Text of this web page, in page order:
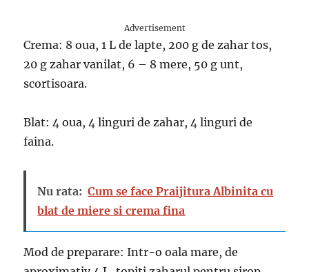
Advertisement
Crema: 8 oua, 1 L de lapte, 200 g de zahar tos,
20 g zahar vanilat, 6 – 8 mere, 50 g unt,
scortisoara.
Blat: 4 oua, 4 linguri de zahar, 4 linguri de
faina.
Nu rata: Cum se face Praijitura Albinita cu
blat de miere si crema fina
Mod de preparare: Intr-o oala mare, de